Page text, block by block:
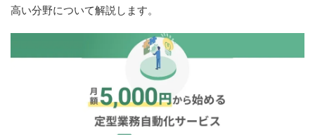
高い分野について解説します。